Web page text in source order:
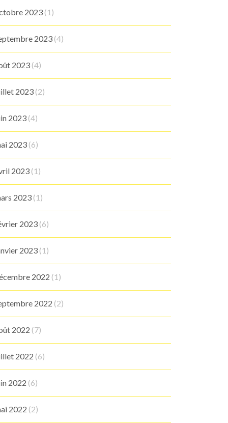
2023 (1)
2023 (4)
2023 (4)
2023 (2)
2023 (4)
2023 (6)
2023 (1)
2023 (1)
2023 (6)
2023 (1)
2022 (1)
2022 (2)
2022 (7)
2022 (6)
2022 (6)
2022 (2)